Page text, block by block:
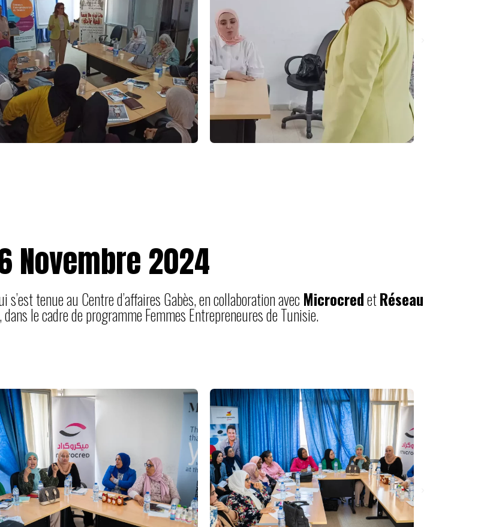
Novembre 2024
tenue au Centre d’affaires Gabès, en collaboration avec MicrocredetRéseau
, dans le cadre de programme Femmes Entrepreneures de Tunisie.